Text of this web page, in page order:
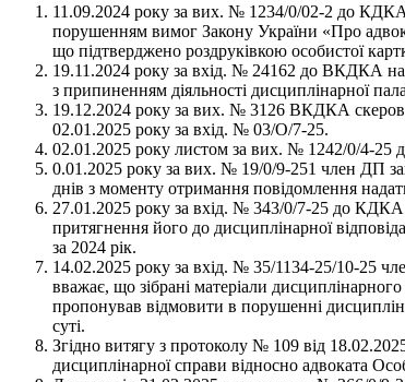
11.09.2024 року за вих. № 1234/0/02-2 до КДКА
порушенням вимог Закону України «Про
що підтверджено роздруківкою особистої
19.11.2024 року за вхід. № 24162 до ВКДКА
з припиненням діяльності дисциплінарної
19.12.2024 року за вих. № 3126 ВКДКА
02.01.2025 року за вхід. № 03/О/7-25.
02.01.2025 року листом за вих. № 1242/0/4-25
0.01.2025 року за вих. № 19/0/9-251 член ДП
днів з моменту отримання повідомлення
27.01.2025 року за вхід. № 343/0/7-25 до КДКА
притягнення його до дисциплінарної
за 2024 рік.
14.02.2025 року за вхід. № 35/1134-25/10-25
вважає, що зібрані матеріали
пропонував відмовити в порушенні
суті.
Згідно витягу з протоколу № 109 від
дисциплінарної справи відносно адвоката